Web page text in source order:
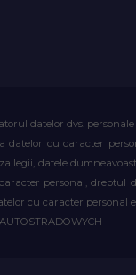
datelor dvs.
datelor cu caracter
legii, datele
personal,
cu caracter